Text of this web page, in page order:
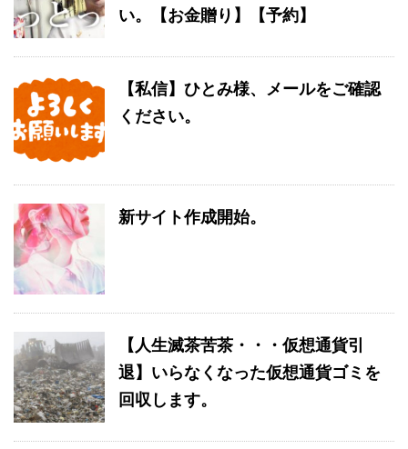
い。【お金贈り】【予約】
【私信】ひとみ様、メールをご確認
ください。
新サイト作成開始。
【人生滅茶苦茶・・・仮想通貨引
退】いらなくなった仮想通貨ゴミを
回収します。